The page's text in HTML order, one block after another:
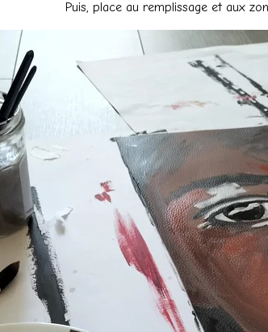
Puis, place au remplissage et aux